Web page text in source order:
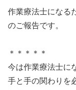
作業療法士になる
のご報告です。
＊＊＊＊＊
今は作業療法士に
手と手の関わりを